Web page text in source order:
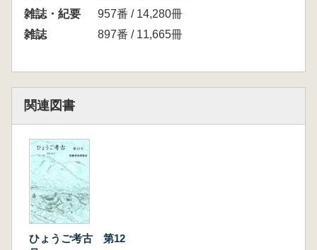
内形甕」と西摂津
渡辺 昇 和田長治氏採集資料 神鍋横縄手遺
竹国よしみ 生野鉱山寮馬車道 近代化土木遺
松岡千寿 間壁ご夫妻と倉敷考古館の事
雑誌・紀要
957番 / 14,280冊
雑誌
897番 / 11,665冊
関連図書
ひょうご考古 第12